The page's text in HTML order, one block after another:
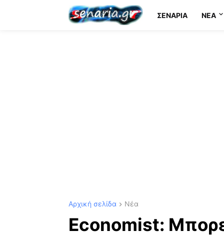
ΣΕΝΆΡΙΑ NEA
Αρχική σελίδα Νέα
Economist: